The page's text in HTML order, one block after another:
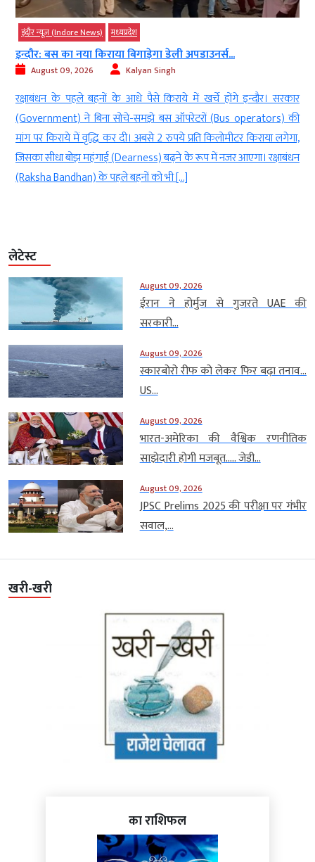
इंदौर न्यूज़ (Indore News) मध्‍यप्रदेश
इन्दौर: बस का नया किराया बिगाड़ेगा डेली अपडाउनर्स...
August 09, 2026 Kalyan Singh
रक्षाबंधन के पहले बहनों के आधे पैसे किराये में खर्चे होंगे इन्दौर। सरकार
(Government) ने बिना सोचे-समझे बस ऑपरेटरों (Bus operators) की
मांग पर किराये में वृद्धि कर दी। अबसे 2 रुपये प्रति किलोमीटर किराया लगेगा,
जिसका सीधा बोझ महंगाई (Dearness) बढ़ने के रूप में नजर आएगा। रक्षाबंधन
(Raksha Bandhan) के पहले बहनों को भी […]
लेटेस्ट
August 09, 2026
ईरान ने होर्मुज से गुजरते UAE की
सरकारी...
August 09, 2026
स्कारबोरो रीफ को लेकर फिर बढ़ा तनाव…
US...
August 09, 2026
भारत-अमेरिका की वैश्विक रणनीतिक
साझेदारी होगी मजबूत….. जेडी...
August 09, 2026
JPSC Prelims 2025 की परीक्षा पर गंभीर
सवाल,...
खरी-खरी
का राशिफल